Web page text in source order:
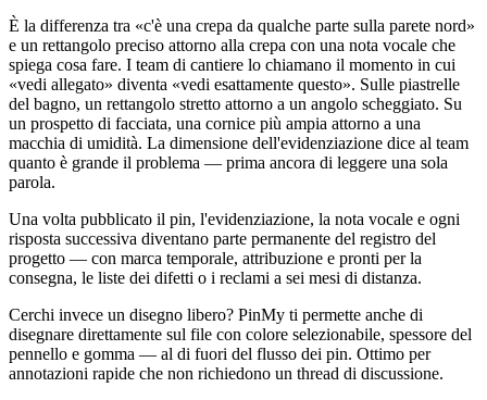
È la differenza tra «c'è una crepa da qualche parte sulla parete nord»
e un rettangolo preciso attorno alla crepa con una nota vocale che
spiega cosa fare. I team di cantiere lo chiamano il momento in cui
«vedi allegato» diventa «vedi esattamente questo». Sulle piastrelle
del bagno, un rettangolo stretto attorno a un angolo scheggiato. Su
un prospetto di facciata, una cornice più ampia attorno a una
macchia di umidità. La dimensione dell'evidenziazione dice al team
quanto è grande il problema — prima ancora di leggere una sola
parola.
Una volta pubblicato il pin, l'evidenziazione, la nota vocale e ogni
risposta successiva diventano parte permanente del registro del
progetto — con marca temporale, attribuzione e pronti per la
consegna, le liste dei difetti o i reclami a sei mesi di distanza.
Cerchi invece un disegno libero? PinMy ti permette anche di
disegnare direttamente sul file con colore selezionabile, spessore del
pennello e gomma — al di fuori del flusso dei pin. Ottimo per
annotazioni rapide che non richiedono un thread di discussione.